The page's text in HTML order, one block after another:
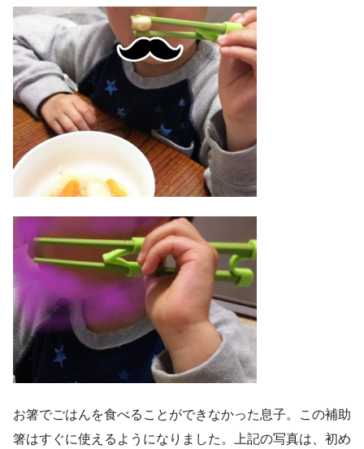
お箸でごはんを食べることができなかった息子。この補助
箸はすぐに使えるようになりました。上記の写真は、初め